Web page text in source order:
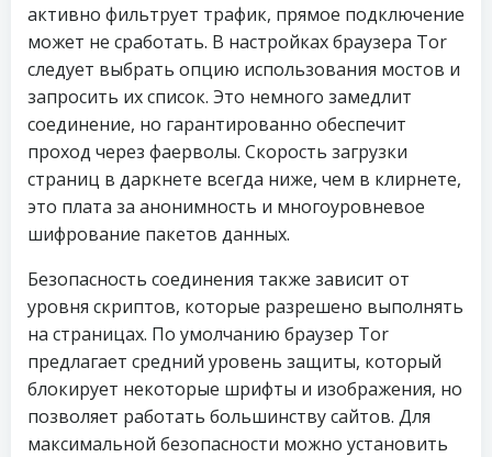
активно фильтрует трафик, прямое подключение
может не сработать. В настройках браузера Tor
следует выбрать опцию использования мостов и
запросить их список. Это немного замедлит
соединение, но гарантированно обеспечит
проход через фаерволы. Скорость загрузки
страниц в даркнете всегда ниже, чем в клирнете,
это плата за анонимность и многоуровневое
шифрование пакетов данных.
Безопасность соединения также зависит от
уровня скриптов, которые разрешено выполнять
на страницах. По умолчанию браузер Tor
предлагает средний уровень защиты, который
блокирует некоторые шрифты и изображения, но
позволяет работать большинству сайтов. Для
максимальной безопасности можно установить